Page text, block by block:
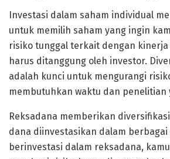
Investasi dalam saham individual
untuk memilih saham yang ingin
risiko tunggal terkait dengan
harus ditanggung oleh investor.
adalah kunci untuk mengurangi
membutuhkan waktu dan penelitian
Reksadana memberikan
dana diinvestasikan dalam berbagai
berinvestasi dalam reksadana,